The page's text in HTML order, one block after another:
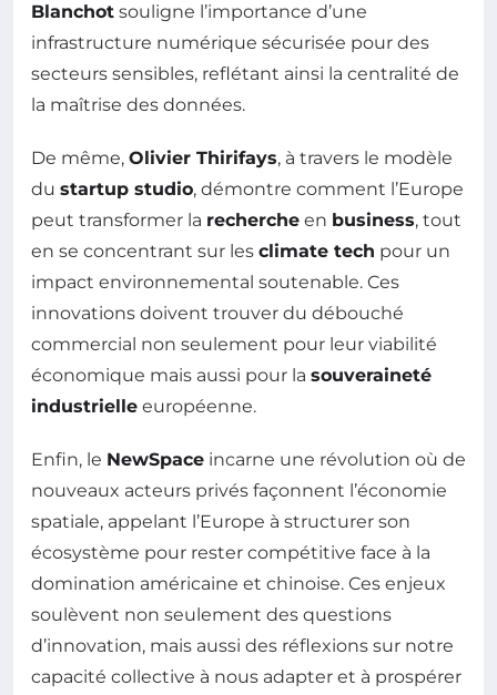
Blanchot souligne l’importance d’une
infrastructure numérique sécurisée pour des
secteurs sensibles, reflétant ainsi la centralité de
la maîtrise des données.
De même, Olivier Thirifays, à travers le modèle
du startup studio, démontre comment l’Europe
peut transformer la recherche en business, tout
en se concentrant sur les climate tech pour un
impact environnemental soutenable. Ces
innovations doivent trouver du débouché
commercial non seulement pour leur viabilité
économique mais aussi pour la souveraineté
industrielle européenne.
Enfin, le NewSpace incarne une révolution où de
nouveaux acteurs privés façonnent l’économie
spatiale, appelant l’Europe à structurer son
écosystème pour rester compétitive face à la
domination américaine et chinoise. Ces enjeux
soulèvent non seulement des questions
d’innovation, mais aussi des réflexions sur notre
capacité collective à nous adapter et à prospérer